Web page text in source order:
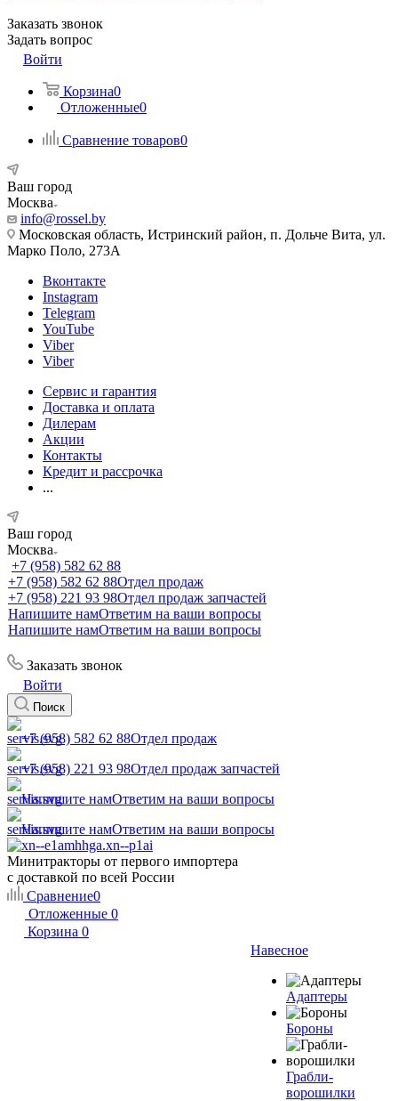
Заказать звонок
Задать вопрос
Войти
Корзина0
Отложенные0
Сравнение товаров0
Ваш город
Москва
info@rossel.by
Московская область, Истринский район, п. Дольче Вита, ул.
Марко Поло, 273А
Вконтакте
Instagram
Telegram
YouTube
Viber
Viber
Сервис и гарантия
Доставка и оплата
Дилерам
Акции
Контакты
Кредит и рассрочка
...
Ваш город
Москва
+7 (958) 582 62 88
+7 (958) 582 62 88Отдел продаж
+7 (958) 221 93 98Отдел продаж запчастей
Напишите намОтветим на ваши вопросы
Напишите намОтветим на ваши вопросы
Заказать звонок
Войти
Поиск
+7 (958) 582 62 88Отдел продаж
+7 (958) 221 93 98Отдел продаж запчастей
Напишите намОтветим на ваши вопросы
Напишите намОтветим на ваши вопросы
Минитракторы от первого импортера
с доставкой по всей России
Сравнение0
Отложенные 0
Корзина 0
Навесное
Адаптеры
Бороны
Грабли-
ворошилки